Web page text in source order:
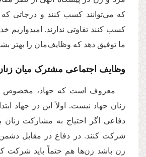
که می‌توانند کسب کنند و درجاتی که
کسب کنند تفاوتی ندارند. امیدواریم
ما توفیق دهد که وظایف‌مان را بهتر
وظایف اجتماعی مشترک میان
معروف است که جهاد، مخصوص
زنان جهاد نیست. اولاً این در جهاد
دفاعی اگر احتیاج به مشارکت زنان
شرکت کنند. در دفاع در مقابل دشمن
زن باشد زن‌ها هم حتماً باید شرکت